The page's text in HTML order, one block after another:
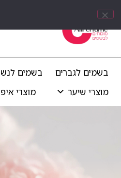
בשמים לגברים בשמים
מוצרי שיער
מוצרי